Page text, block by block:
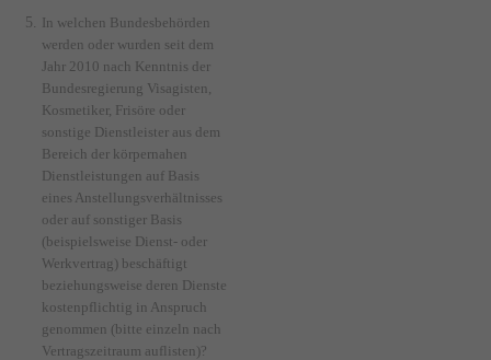
In welchen Bundesbehörden
werden oder wurden seit dem
Jahr 2010 nach Kenntnis der
Bundesregierung Visagisten,
Kosmetiker, Frisöre oder
sonstige Dienstleister aus dem
Bereich der körpernahen
Dienstleistungen auf Basis
eines Anstellungsverhältnisses
oder auf sonstiger Basis
(beispielsweise Dienst- oder
Werkvertrag) beschäftigt
beziehungsweise deren Dienste
kostenpflichtig in Anspruch
genommen (bitte einzeln nach
Vertragszeitraum auflisten)?